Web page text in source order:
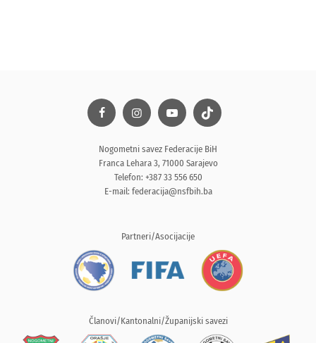
Nogometni savez Federacije BiH
Franca Lehara 3, 71000 Sarajevo
Telefon: +387 33 556 650
E-mail: federacija@nsfbih.ba
Partneri/Asocijacije
Članovi/Kantonalni/Županijski savezi